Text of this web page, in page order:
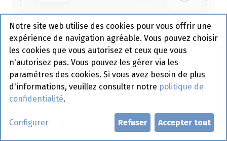
557853 Dispencer Flacon
Transparant 3 x 35cl 3 pcs
Hendi
Actif
Demander un compte
Notre site web utilise des cookies pour vous offrir une
expérience de navigation agréable. Vous pouvez choisir
les cookies que vous autorisez et ceux que vous
n'autorisez pas. Vous pouvez les gérer via les
paramètres des cookies. Si vous avez besoin de plus
d'informations, veuillez consulter notre politique de
confidentialité.
Configurer Refuser Accepter tout